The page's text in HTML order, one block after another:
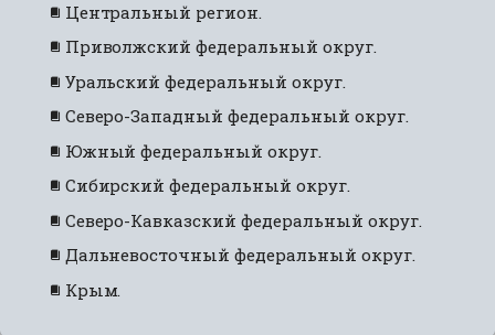
Центральный регион.
Приволжский федеральный округ.
Уральский федеральный округ.
Северо-Западный федеральный округ.
Южный федеральный округ.
Сибирский федеральный округ.
Северо-Кавказский федеральный округ.
Дальневосточный федеральный округ.
Крым.